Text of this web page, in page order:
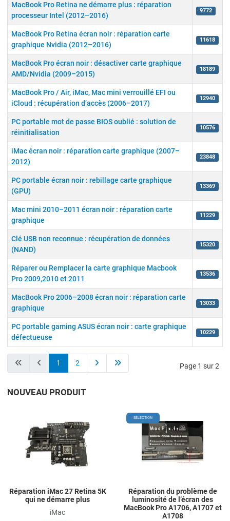
Articles
MacBook Pro Retina ne démarre plus : réparation
processeur Intel (2012–2016)
9772
MacBook Pro Retina écran noir : réparation carte
graphique Nvidia (2012–2016)
11618
MacBook Pro écran noir : désactiver carte graphique
AMD/Nvidia (2009–2015)
18189
MacBook Pro / Air, iMac, Mac mini verrouillé EFI ou
iCloud : récupération d’accès (2006–2017)
12940
PC portable mot de passe BIOS oublié : solution de
réinitialisation
10576
iMac écran noir : réparation carte graphique (2007–
2012)
23848
PC portable écran noir : rebillage carte graphique
(GPU)
13369
Mac mini 2010–2011 écran noir : réparation carte
graphique
11229
Clé USB non reconnue : récupération de données
(NAND)
15320
Réparer ou Remplacer la carte graphique Macbook
Pro 2009,2010 et 2011
13536
MacBook Pro 2006–2008 écran noir : réparation carte
graphique
13033
PC portable gaming ASUS écran noir : carte graphique
défectueuse
10229
Page 1 sur 2
1 2
NOUVEAU PRODUIT
Add to Wishlist
Add to Compare
Quick View
Réparation iMac 27 Retina 5K
qui ne démarre plus
iMac
SÉLECTION
Réparation du problème de
luminosité de l’écran des
MacBook Pro A1706, A1707 et
A1708